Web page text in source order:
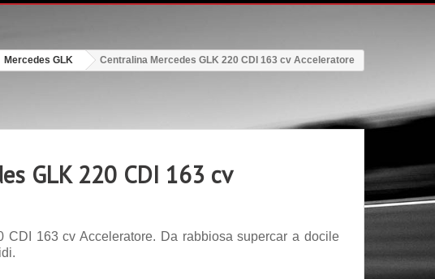
Mercedes GLK Centralina Mercedes GLK 220 CDI 163 cv Acceleratore
GLK 220 CDI 163 cv
CDI 163 cv Acceleratore. Da rabbiosa supercar a docile